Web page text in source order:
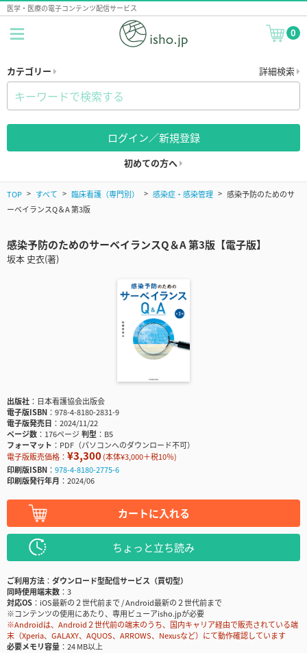
医学・医療の電子コンテンツ配信サービス
0
カテゴリー 詳細検索
ログイン／新規登録
初めての方へ
TOP すべて 臨床看護（専門別） 感染症・感染管理
感染予防のためのサ
ーベイランスQ＆A 第3版
感染予防のためのサーベイランスQ＆A 第3版【電子版】
坂本 史衣(著)
出版社
日本看護協会出版会
電子版ISBN
978-4-8180-2831-9
電子版発売日
2024/11/22
ページ数
176ページ判型
B5
フォーマット
PDF（パソコンへのダウンロード不可）
電子版販売価格： ¥3,300(本体¥3,000＋税10％)
印刷版ISBN
978-4-8180-2775-6
印刷版発行年月
2024/06
カートに入れる
ちょっと立ち読み
ご利用方法
ダウンロード型配信サービス（買切型）
同時使用端末数
3
対応OS
iOS最新の２世代前まで / Android最新の２世代前まで
※コンテンツの使用にあたり、専用ビューアisho.jpが必要
※Androidは、Android２世代前の端末のうち、国内キャリア経由で販売されている端
末（Xperia、GALAXY、AQUOS、ARROWS、Nexusなど）にて動作確認しています
必要メモリ容量
24 MB以上